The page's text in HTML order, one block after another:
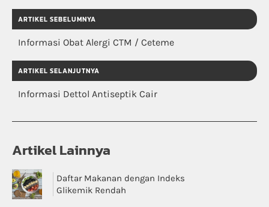
ARTIKEL SEBELUMNYA
Informasi Obat Alergi CTM / Ceteme
ARTIKEL SELANJUTNYA
Informasi Dettol Antiseptik Cair
Artikel Lainnya
Daftar Makanan dengan Indeks
Glikemik Rendah